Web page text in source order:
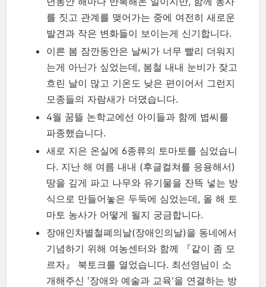
를 짓고 관계를 맺어가는 중에 여전히 새로운
발견과 작은 변화들이 보이는게 신기합니다.
이른 봄 잠깐동안은 날씨가 너무 빨리 더워지
는게 아닌가 싶었는데, 봄철 내내 눈비가 잦고
흐린 날이 많고 기온도 낮은 편이어서 그런지
모종들의 자람새가 더뎠습니다.
4월 꿈뜰 논학교에선 아이들과 함께 볍씨를
파종했습니다.
새로 지은 온실에 6종류의 토마토를 심었습니
다. 지난 해 여름 내내 (후글컬쳐를 응용해서)
땅을 깊게 파고 나무와 유기물을 잔뜩 넣는 방
식으로 만들어놓은 두둑에 심었는데, 올 해 토
마토 농사가 어떻게 될지 궁금합니다.
장애인차별철폐의날(장애인의날)을 동네에서
기념하기 위해 여농센터와 함께 『같이 좀 모
르자』 북토크를 열었습니다. 최선영님이 소
개해주신 '장애와 예술과 교육'을 연결하는 방